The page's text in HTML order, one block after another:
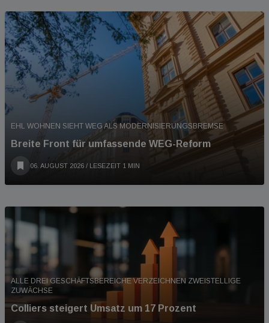
EHL WOHNEN SIEHT WEG ALS MODERNISIERUNGSBREMSE
Breite Front für umfassende WEG-Reform
06. AUGUST 2026 / LESEZEIT 1 MIN
ALLE DREI GESCHÄFTSBEREICHE VERZEICHNEN ZWEISTELLIGE
ZUWÄCHSE
Colliers steigert Umsatz um 17 Prozent